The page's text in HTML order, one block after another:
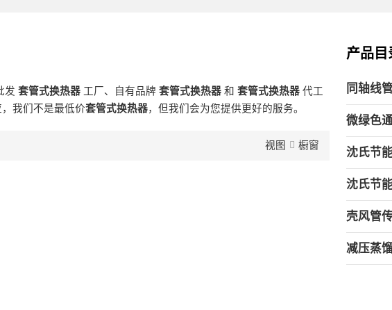
发 套管式换热器工厂、自有品牌 套管式换热器和 套管式换热器代工
我们不是最低价套管式换热器，但我们会为您提供更好的服务。
视图 橱窗
产品目
同轴线
微绿色
沈氏节
沈氏节
壳风管
减压蒸